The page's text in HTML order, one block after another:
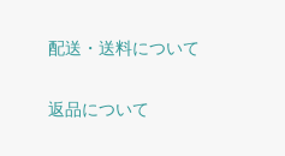
配送・送料について
返品について